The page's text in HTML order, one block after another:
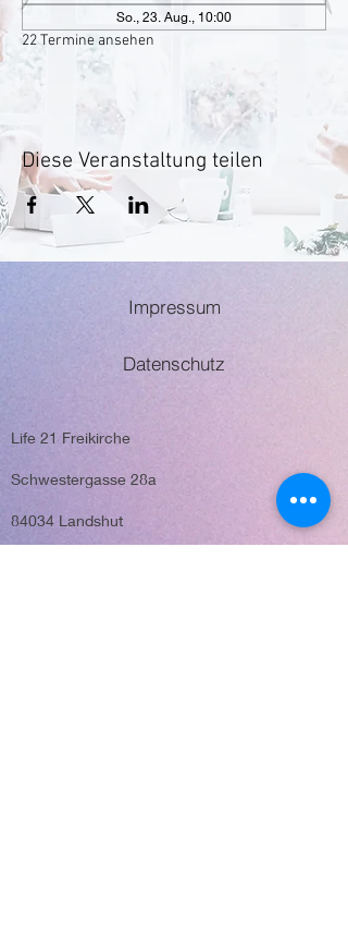
So., 23. Aug., 10:00
22 Termine ansehen
Diese Veranstaltung teilen
Impressum
Datenschutz
Life 21 Freikirche
Schwestergasse 28a
84034 Landshut